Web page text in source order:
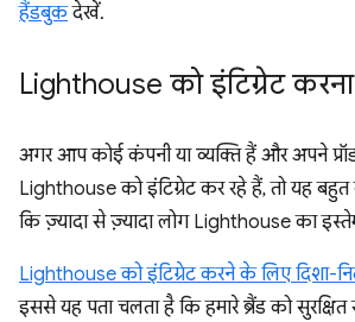
हैंडबुकदेखें.
Lighthouse को इंटिग्रेट करना
अगर आप कोई कंपनी या व्यक्ति हैं और अपने
Lighthouse को इंटिग्रेट कर रहे हैं, तो यह बहुत
कि ज़्यादा से ज़्यादा लोग Lighthouse का
Lighthouse को इंटिग्रेट करने के लिए दिशा-
इससे यह पता चलता है कि हमारे ब्रैंड को